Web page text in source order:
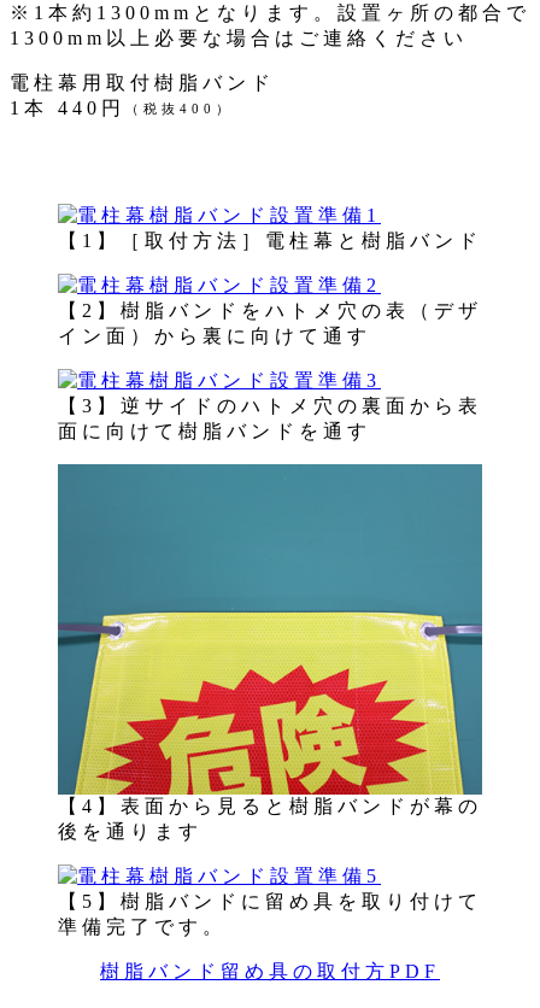
※1本約1300mmとなります。設置ヶ所の都合で
1300mm以上必要な場合はご連絡ください
電柱幕用取付樹脂バンド
1本 440円
（税抜400）
【1】［取付方法］電柱幕と樹脂バンド
【2】樹脂バンドをハトメ穴の表（デザ
イン面）から裏に向けて通す
【3】逆サイドのハトメ穴の裏面から表
面に向けて樹脂バンドを通す
【4】表面から見ると樹脂バンドが幕の
後を通ります
【5】樹脂バンドに留め具を取り付けて
準備完了です。
樹脂バンド留め具の取付方PDF